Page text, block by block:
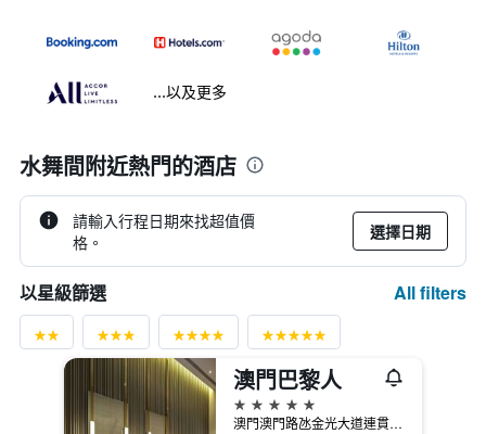
...以及更多
水舞間附近熱門的酒店
請輸入行程日期來找超值價
格。
選擇日期
以星級篩選 All filters
澳門巴黎人
5星級
澳門澳門路氹金光大道連貫公路